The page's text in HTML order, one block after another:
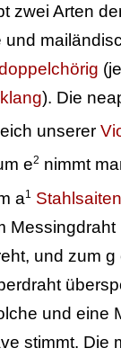
zwei Arten
und
). Die
unserer
e2 nimmt
a1 Stahlsaiten
Messingdraht
und zum g
und eine
stimmt. Die